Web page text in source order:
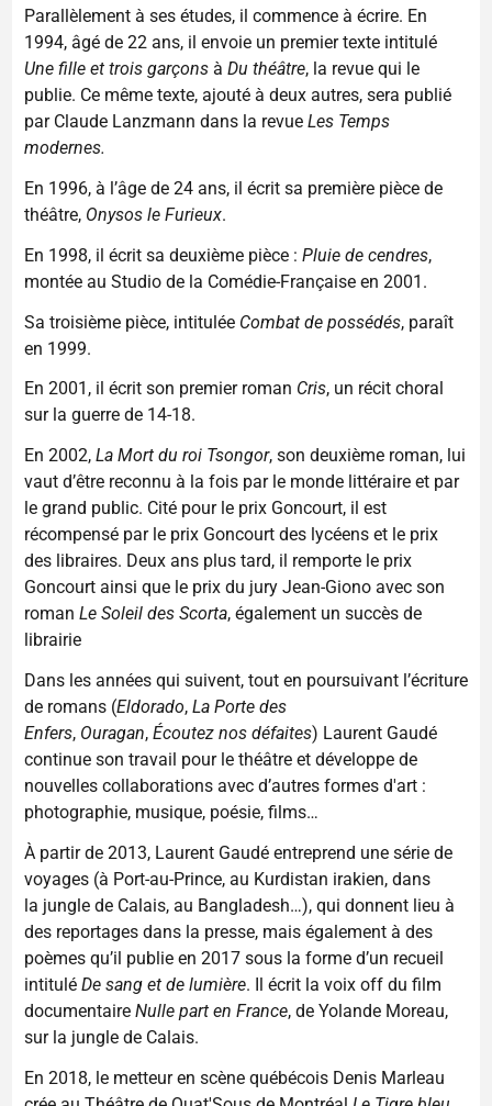
Parallèlement à ses études, il commence à écrire. En
1994, âgé de 22 ans, il envoie un premier texte intitulé
Une fille et trois garçonsà Du théâtre, la revue qui le
publie. Ce même texte, ajouté à deux autres, sera publié
par Claude Lanzmann dans la revueLes Temps
modernes.
En 1996, à l’âge de 24 ans, il écrit sa première pièce de
théâtre, Onysos le Furieux.
En 1998, il écrit sa deuxième pièce : Pluie de cendres,
montée au Studio de la Comédie-Française en 2001.
Sa troisième pièce, intitulée Combat de possédés, paraît
en 1999.
En 2001, il écrit son premier roman Cris, un récit choral
sur la guerre de 14-18.
En 2002, La Mort du roi Tsongor, son deuxième roman, lui
vaut d’être reconnu à la fois par le monde littéraire et par
le grand public. Cité pour le prix Goncourt, il est
récompensé par le prix Goncourt des lycéens et le prix
des libraires. Deux ans plus tard, il remporte le prix
Goncourt ainsi que le prix du jury Jean-Giono avec son
roman Le Soleil des Scorta, également un succès de
librairie
Dans les années qui suivent, tout en poursuivant l’écriture
de romans (Eldorado, La Porte des
Enfers, Ouragan, Écoutez nos défaites) Laurent Gaudé
continue son travail pour le théâtre et développe de
nouvelles collaborations avec d’autres formes d'art :
photographie, musique, poésie, films…
À partir de 2013, Laurent Gaudé entreprend une série de
voyages (à Port-au-Prince, au Kurdistan irakien, dans
la jungle de Calais, au Bangladesh…), qui donnent lieu à
des reportages dans la presse, mais également à des
poèmes qu’il publie en 2017 sous la forme d’un recueil
intitulé De sang et de lumière. Il écrit la voix off du film
documentaire Nulle part en France, de Yolande Moreau,
sur la jungle de Calais.
En 2018, le metteur en scène québécois Denis Marleau